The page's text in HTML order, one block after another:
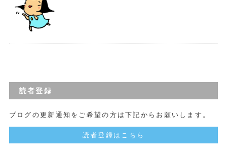
読者登録
ブログの更新通知をご希望の方は下記からお願いします。
読者登録はこちら